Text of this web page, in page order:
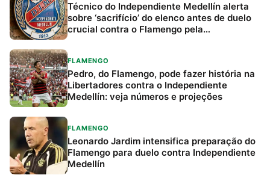
Técnico do Independiente Medellín alerta
sobre ‘sacrifício’ do elenco antes de duelo
crucial contra o Flamengo pela
FLAMENGO
Pedro, do Flamengo, pode fazer história na
Libertadores contra o Independiente
Medellín: veja números e projeções
FLAMENGO
Leonardo Jardim intensifica preparação do
Flamengo para duelo contra Independiente
Medellín